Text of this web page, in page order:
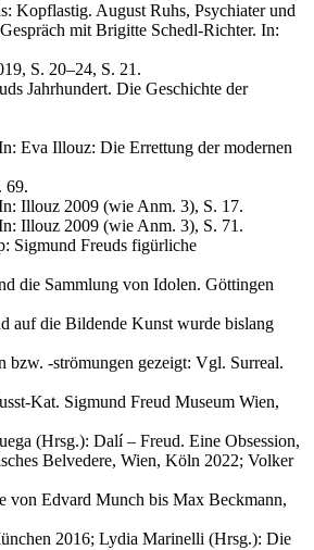
Kopflastig. August Ruhs, Psychiater und
mit Brigitte Schedl-Richter. In:
S. 20–24, S. 21.
Jahrhundert. Die Geschichte der
Eva Illouz: Die Errettung der modernen
69.
Illouz 2009 (wie Anm. 3), S. 17.
Illouz 2009 (wie Anm. 3), S. 71.
Sigmund Freuds figürliche
die Sammlung von Idolen. Göttingen
auf die Bildende Kunst wurde bislang
bzw. -strömungen gezeigt: Vgl. Surreal.
Kat. Sigmund Freud Museum Wien,
(Hrsg.): Dalí – Freud. Eine Obsession,
Belvedere, Wien, Köln 2022; Volker
von Edvard Munch bis Max Beckmann,
2016; Lydia Marinelli (Hrsg.): Die